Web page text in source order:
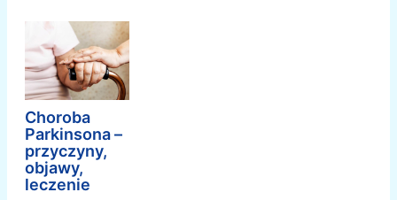
Choroba
Parkinsona –
przyczyny,
objawy,
leczenie